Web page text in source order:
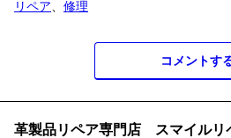
リペア
修理
コメントす
革製品リペア専門店 スマイルリ